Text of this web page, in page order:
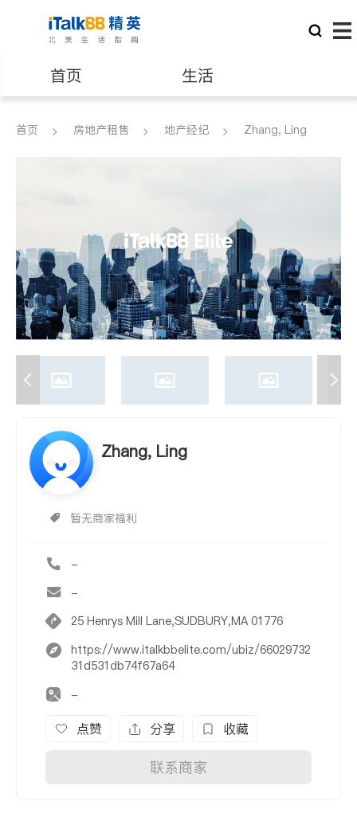
首页 生活
医生 律师
养老 非盈利组织
首页 房地产租售 地产经纪 Zhang, Ling
Zhang, Ling
暂无商家福利
-
-
25 Henrys Mill Lane,SUDBURY,MA 01776
https://www.italkbbelite.com/ubiz/66029732
31d531db74f67a64
-
点赞 分享 收藏
联系商家